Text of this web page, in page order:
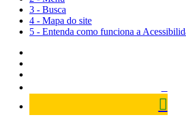
3 - Busca
4 - Mapa do site
5 - Entenda como funciona a